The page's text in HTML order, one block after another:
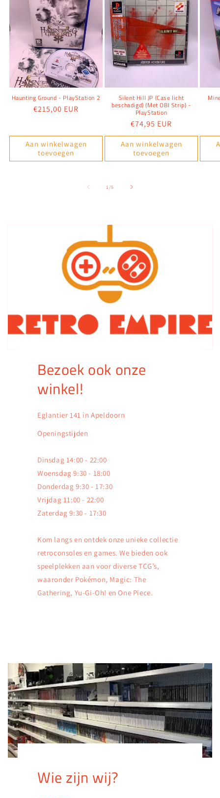
Haunting Ground - PlayStation 2
Normale
€215,00 EUR
Aan winkelwagen
toevoegen
Silent Hill JP (Case licht
beschadigd) (Met OBI Strip) -
PlayStation
Normale
prijs
€74,95 EUR
Aan winkelwagen
toevoegen
1/van
5
Bezoek ook onze
winkel!
Eglantier 141 in Apeldoorn
Openingstijden
Dinsdag 14:00 - 22:00
Woensdag 9:30 - 18:00
Donderdag 9:30 - 17:30
Vrijdag 11:00 - 22:00
Zaterdag 9:30 - 17:30
Kom langs en ontdek onze unieke collectie
retroconsoles en games. We bieden ook
speelplekken aan voor diverse TCG’s,
waaronder Pokémon, Magic: The
Gathering, Yu-Gi-Oh! en One Piece.
Wie zijn wij?